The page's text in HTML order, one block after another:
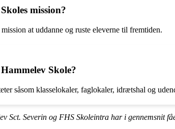
mission?
at uddanne og ruste eleverne til fremtiden.
Skole?
såsom klasselokaler, faglokaler, idrætshal og
Sct. Severin og FHS Skoleintra har i gennemsnit